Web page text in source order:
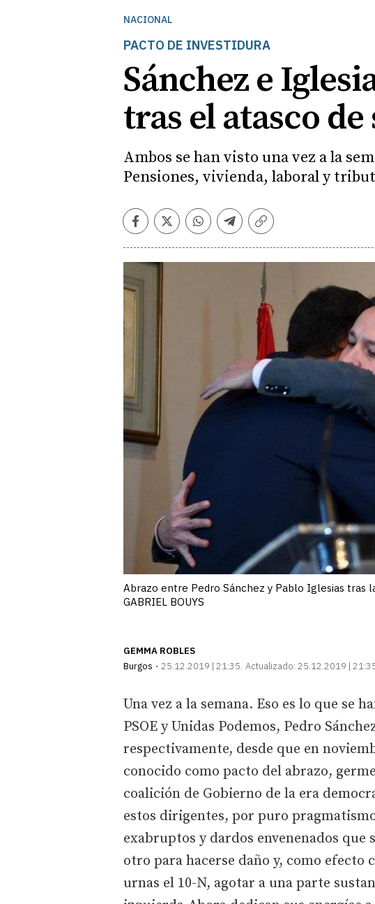
NACIONAL
PACTO DE INVESTIDURA
Sánchez e
tras el atasco
Ambos se han visto una vez a la
Pensiones, vivienda, laboral y
Facebook
TwitterWhatsapp
Telegram
Copiar
Abrazo entre Pedro Sánchez y Pablo Iglesias tras
GABRIEL BOUYS
GEMMA ROBLES
Burgos
25.12.2019 | 21:35 Actualizado: 25.12.2019 |
Una vez a la semana. Eso es lo que se
PSOE y Unidas Podemos, Pedro
respectivamente, desde que en
conocido como pacto del abrazo,
coalición de Gobierno de la era
estos dirigentes, por puro
exabruptos y dardos envenenados que
otro para hacerse daño y, como efecto
urnas el 10-N, agotar a una parte